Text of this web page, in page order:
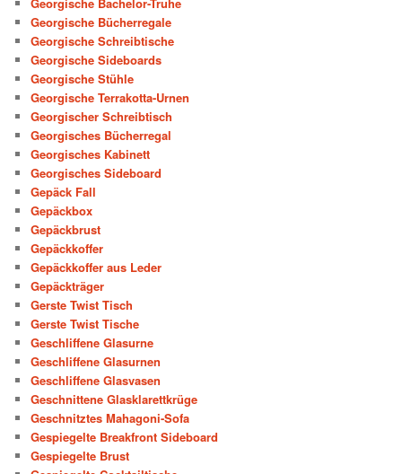
Georgische Bücherregale
Georgische Schreibtische
Georgische Sideboards
Georgische Stühle
Georgische Terrakotta-Urnen
Georgischer Schreibtisch
Georgisches Bücherregal
Georgisches Kabinett
Georgisches Sideboard
Gepäck Fall
Gepäckbox
Gepäckbrust
Gepäckkoffer
Gepäckkoffer aus Leder
Gepäckträger
Gerste Twist Tisch
Gerste Twist Tische
Geschliffene Glasurne
Geschliffene Glasurnen
Geschliffene Glasvasen
Geschnittene Glasklarettkrüge
Geschnitztes Mahagoni-Sofa
Gespiegelte Breakfront Sideboard
Gespiegelte Brust